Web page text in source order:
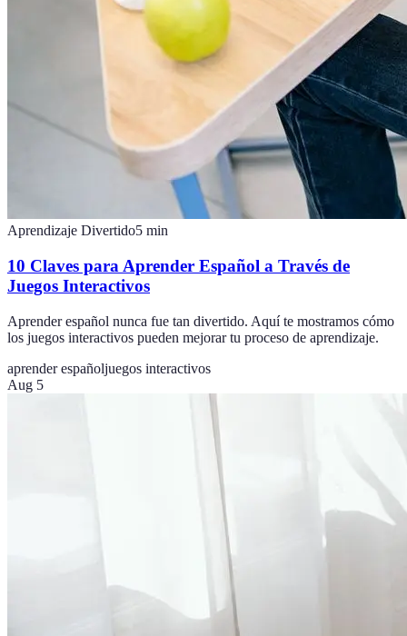
Aprendizaje Divertido5 min
10 Claves para Aprender Español a Través de
Juegos Interactivos
Aprender español nunca fue tan divertido. Aquí te mostramos cómo
los juegos interactivos pueden mejorar tu proceso de aprendizaje.
aprender españoljuegos interactivos
Aug 5